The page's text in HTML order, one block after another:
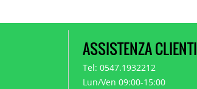
ASSISTENZA CLIENTI
Tel: 0547.1932212
Lun/Ven 09:00-15:00